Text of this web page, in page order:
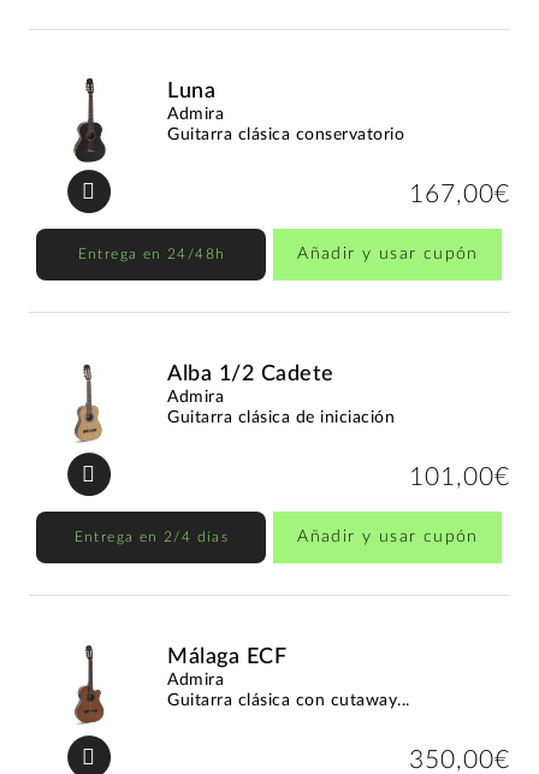
Luna
Admira
Guitarra clásica conservatorio
167,00€
Entrega en 24/48h Añadir y usar cupón
Alba 1/2 Cadete
Admira
Guitarra clásica de iniciación
101,00€
Entrega en 2/4 días Añadir y usar cupón
Málaga ECF
Admira
Guitarra clásica con cutaway...
350,00€